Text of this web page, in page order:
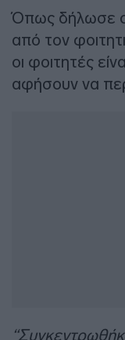
Όπως δήλωσε
από τον
οι φοιτητές
αφήσουν να